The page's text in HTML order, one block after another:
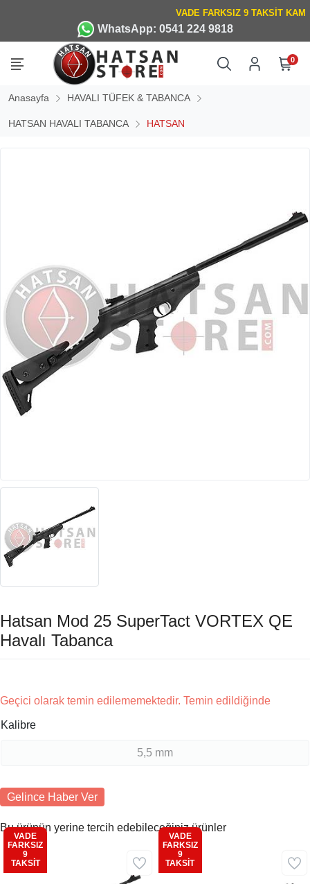
WhatsApp: 0541 224 9818
0
Anasayfa HAVALI TÜFEK & TABANCA
HATSAN HAVALI TABANCA HATSAN
Hatsan Mod 25 SuperTact VORTEX QE
Havalı Tabanca
Geçici olarak temin edilememektedir. Temin edildiğinde
Kalibre
5,5 mm
Gelince Haber Ver
Bu ürünün yerine tercih edebileceğiniz ürünler
VADE
FARKSIZ
9
TAKSİT
Kargo
Bedava
VADE
FARKSIZ
9
TAKSİT
Kargo
Bedava